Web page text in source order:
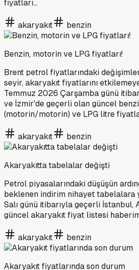
fiyatları...
akaryakıt benzin
Benzin, motorin ve LPG fiyatları!
Brent petrol fiyatlarındaki
seyir, akaryakıt fiyatlarını
Temmuz 2026 Çarşamba günü
ve İzmir'de geçerli olan güncel
(motorin/motorin) ve LPG litre
akaryakıt benzin
Akaryakıtta tabelalar değişti
Petrol piyasalarındaki düşüşün
beklenen indirim nihayet tabelalara
Salı günü itibarıyla geçerli İstanbul,
güncel akaryakıt fiyat listesi
akaryakıt benzin
Akaryakıt fiyatlarında son durum